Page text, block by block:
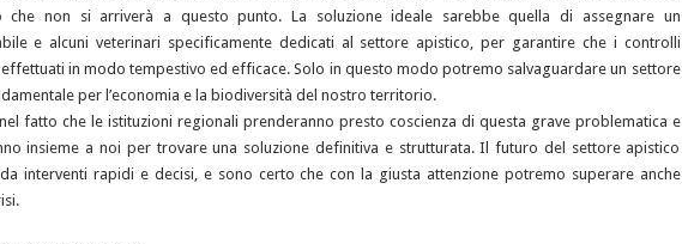
che non si arriverà a questo punto. La soluzione ideale sarebbe quella di assegnare un
e alcuni veterinari specificamente dedicati al settore apistico, per garantire che i controlli
in modo tempestivo ed efficace. Solo in questo modo potremo salvaguardare un settore
per l’economia e la biodiversità del nostro territorio.
fatto che le istituzioni regionali prenderanno presto coscienza di questa grave problematica e
insieme a noi per trovare una soluzione definitiva e strutturata. Il futuro del settore apistico
interventi rapidi e decisi, e sono certo che con la giusta attenzione potremo superare anche